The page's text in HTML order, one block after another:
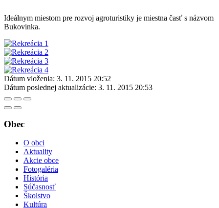
Ideálnym miestom pre rozvoj agroturistiky je miestna časť s názvom
Bukovinka.
Dátum vloženia: 3. 11. 2015 20:52
Dátum poslednej aktualizácie: 3. 11. 2015 20:53
Obec
O obci
Aktuality
Akcie obce
Fotogaléria
História
Súčasnosť
Školstvo
Kultúra